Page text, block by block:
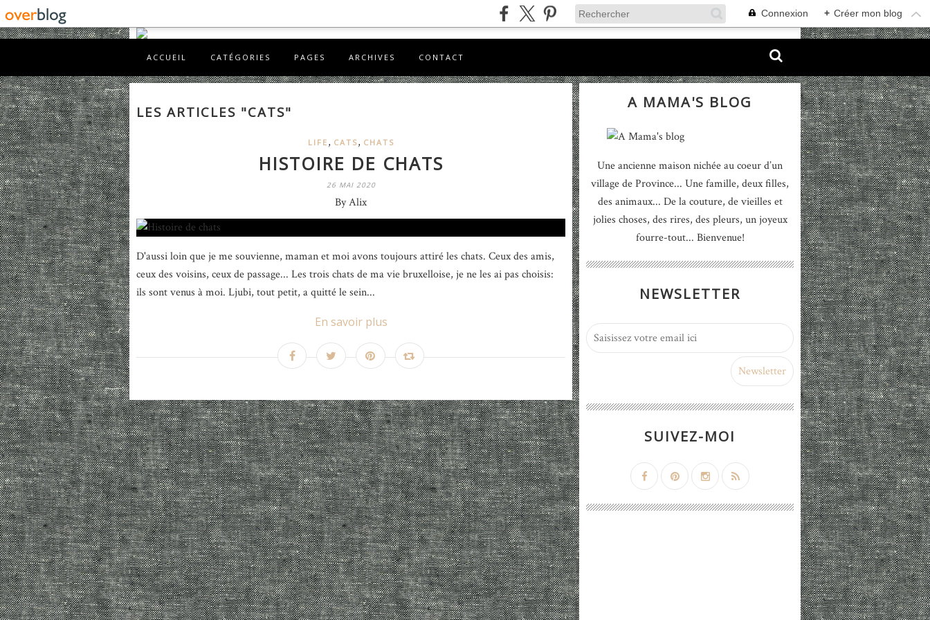
Connexion + Créer mon blog
ACCUEIL CATÉGORIES PAGES ARCHIVES CONTACT
LES ARTICLES "CATS"
LIFE , CATS, CHATS
HISTOIRE DE CHATS
26 MAI 2020
By Alix
D'aussi loin que je me souvienne, maman et moi avons toujours attiré les chats. Ceux des amis,
ceux des voisins, ceux de passage... Les trois chats de ma vie bruxelloise, je ne les ai pas choisis:
ils sont venus à moi. Ljubi, tout petit, a quitté le sein...
En savoir plus
A MAMA'S BLOG
Une ancienne maison nichée au coeur d’un
village de Province... Une famille, deux filles,
des animaux... De la couture, de vieilles et
jolies choses, des rires, des pleurs, un joyeux
fourre-tout... Bienvenue!
NEWSLETTER
SUIVEZ-MOI